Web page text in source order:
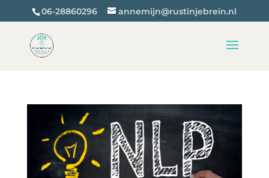
06-28860296 annemijn@rustinjebrein.nl